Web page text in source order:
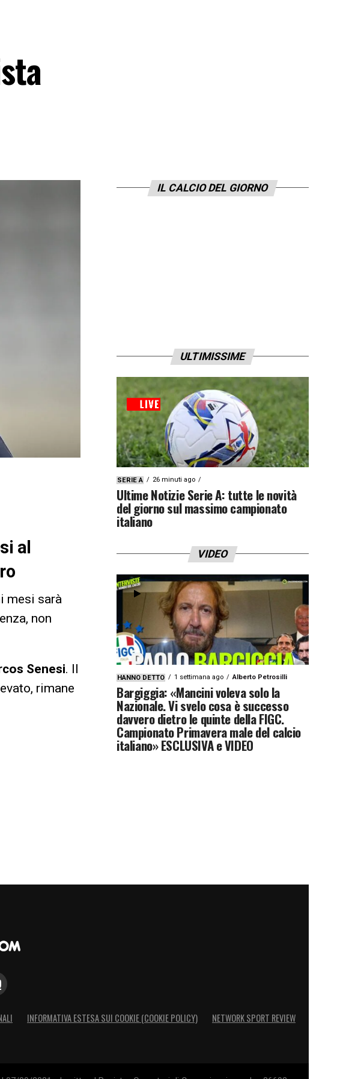
al
mesi sarà
non
Senesi. Il
rimane
IL CALCIO DEL GIORNO
ULTIMISSIME
SERIE A 26 minuti ago
Ultime Notizie Serie A: tutte le novità
del giorno sul massimo campionato
italiano
VIDEO
HANNO DETTO 1 settimana ago Alberto Petrosilli
Bargiggia: «Mancini voleva solo la
Nazionale. Vi svelo cosa è successo
davvero dietro le quinte della FIGC.
Campionato Primavera male del calcio
italiano» ESCLUSIVA e VIDEO
INFORMATIVA ESTESA SUI COOKIE (COOKIE POLICY) NETWORK SPORT REVIEW